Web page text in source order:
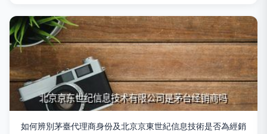
如何辨別茅臺代理商身份及北京京東世紀信息技術是否為經銷